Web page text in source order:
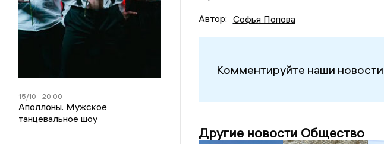
15/10 20:00
Аполлоны. Мужское
танцевальное шоу
Автор: Софья Попова
Комментируйте наши
Другие новости Общество